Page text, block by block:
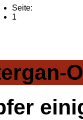
Seite:
1